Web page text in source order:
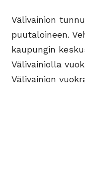
Välivainion
puutaloineen.
kaupungin
Välivainiolla
Välivainion